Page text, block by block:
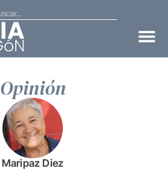
Opinión
Maripaz Diez